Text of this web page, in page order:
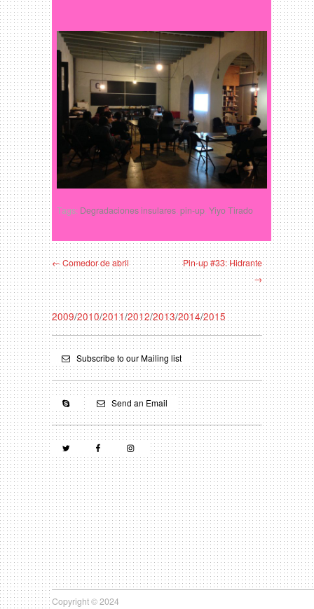
Tags: Degradaciones insulares,pin-up,Yiyo Tirado
← Comedor de abril
Pin-up #33: Hidrante
→
2009/2010/2011/2012/2013/2014/2015
Subscribe to our Mailing list
Send an Email
Copyright © 2024